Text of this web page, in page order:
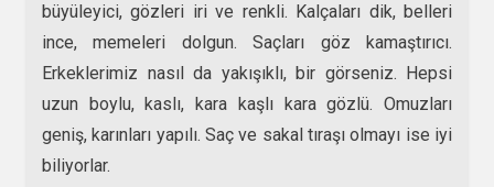
büyüleyici, gözleri iri ve renkli. Kalçaları dik, belleri
ince, memeleri dolgun. Saçları göz kamaştırıcı.
Erkeklerimiz nasıl da yakışıklı, bir görseniz. Hepsi
uzun boylu, kaslı, kara kaşlı kara gözlü. Omuzları
geniş, karınları yapılı. Saç ve sakal tıraşı olmayı ise iyi
biliyorlar.